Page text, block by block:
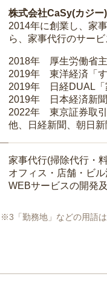
株式会社CaSy(カジー)
2014年に創業し、家
ら、家事代行のサー
2018年 厚生労働省
2019年 東洋経済「
2019年 日経DUAL「
2019年 日本経済新
2022年 東京証券取
他、日経新聞、朝日
家事代行(掃除代行・
オフィス・店舗・ビ
WEBサービスの開発
「勤務地」などの用語